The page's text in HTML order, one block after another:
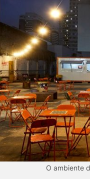
O ambiente